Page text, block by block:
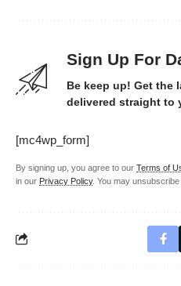
Sign Up For
Be keep up! Get the
delivered straight to
[mc4wp_form]
By signing up, you agree to our Terms of
in our Privacy Policy. You may unsubscribe